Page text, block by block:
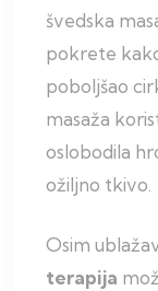
švedska
pokrete
poboljšao
masaža
oslobodila
ožiljno tkivo.
Osim
terapija